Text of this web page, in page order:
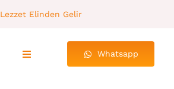
Lezzet Elinden Gelir
Toggle
Navigation
Whatsapp